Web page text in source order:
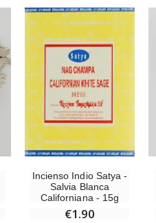
Incienso Indio Satya -
Salvia Blanca
Californiana - 15g
€1.90
-10%
€15.00 €13.50
€21.90